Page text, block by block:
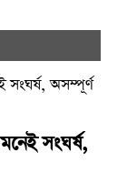
সংঘর্ষ,